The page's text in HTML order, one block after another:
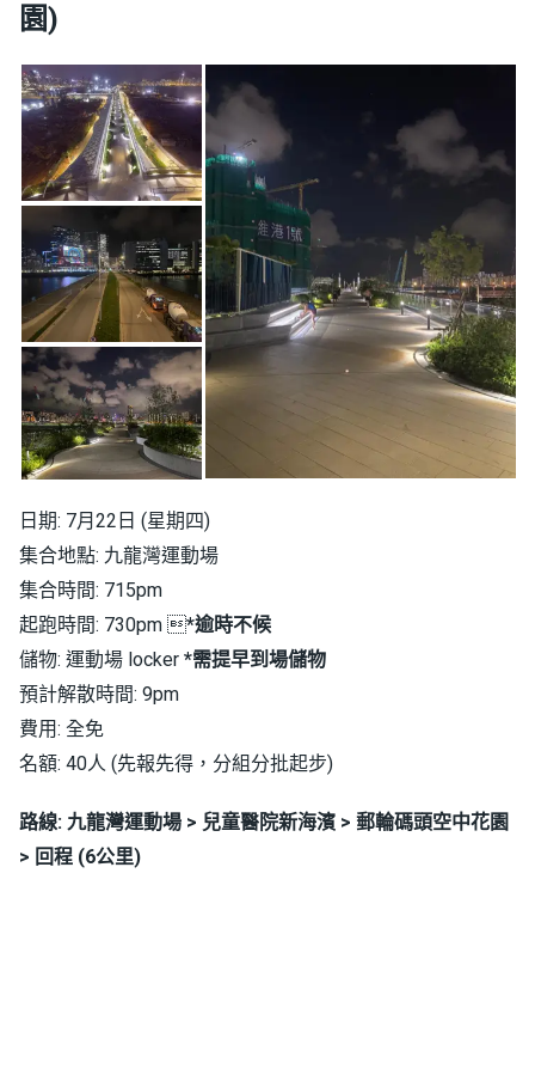
園)
日期: 7月22日 (星期四)
集合地點: 九龍灣運動場
集合時間: 715pm
起跑時間: 730pm *逾時不候
儲物: 運動場 locker *需提早到場儲物
預計解散時間: 9pm
費用: 全免
名額: 40人 (先報先得，分組分批起步)
路線: 九龍灣運動場 > 兒童醫院新海濱 > 郵輪碼頭空中花園
> 回程 (6公里)